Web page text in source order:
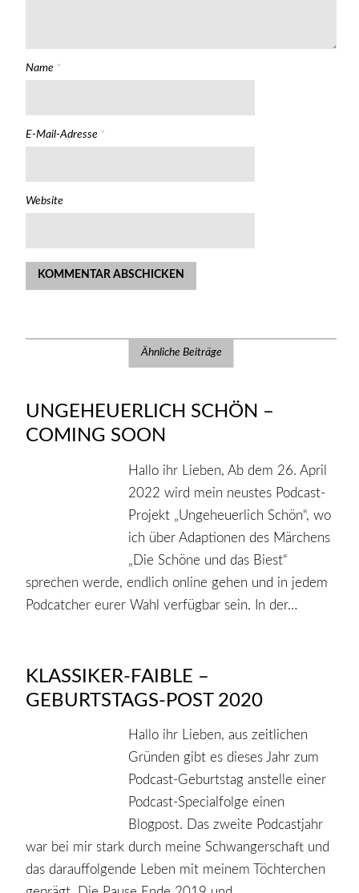
Name *
E-Mail-Adresse *
Website
Ähnliche Beiträge
UNGEHEUERLICH SCHÖN –
COMING SOON
Hallo ihr Lieben, Ab dem 26. April
2022 wird mein neustes Podcast-
Projekt „Ungeheuerlich Schön“, wo
ich über Adaptionen des Märchens
„Die Schöne und das Biest“
sprechen werde, endlich online gehen und in jedem
Podcatcher eurer Wahl verfügbar sein. In der…
KLASSIKER-FAIBLE –
GEBURTSTAGS-POST 2020
Hallo ihr Lieben, aus zeitlichen
Gründen gibt es dieses Jahr zum
Podcast-Geburtstag anstelle einer
Podcast-Specialfolge einen
Blogpost. Das zweite Podcastjahr
war bei mir stark durch meine Schwangerschaft und
das darauffolgende Leben mit meinem Töchterchen